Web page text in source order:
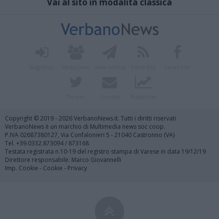
Copyright © 2019 - 2026 VerbanoNews.it. Tutti i diritti riservati
VerbanoNews è un marchio di Multimedia news soc coop.
P.IVA 02687380127, Via Confalonieri 5 - 21040 Castronno (VA)
Tel. +39.0332.873094 / 873168
Testata registrata n.10-19 del registro stampa di Varese in data 19/12/19
Direttore responsabile: Marco Giovannelli
Imp. Cookie - Cookie - Privacy